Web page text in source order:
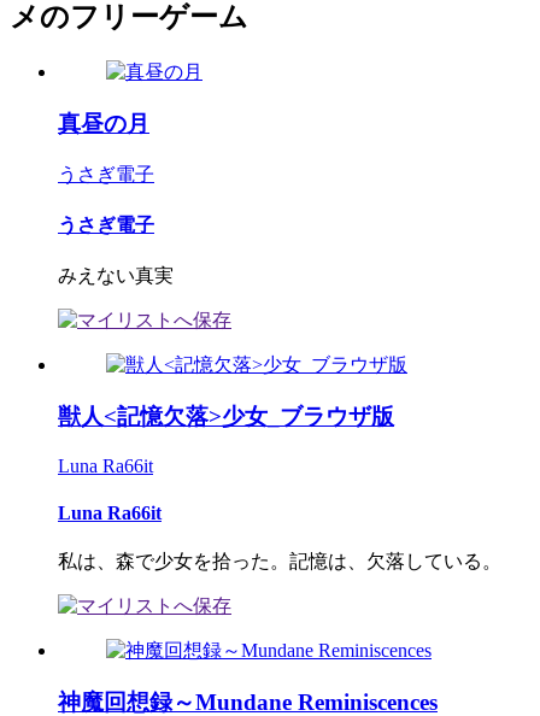
メのフリーゲーム
真昼の月
うさぎ電子
うさぎ電子
みえない真実
獣人<記憶欠落>少女_ブラウザ版
Luna Ra66it
Luna Ra66it
私は、森で少女を拾った。記憶は、欠落している。
神魔回想録～Mundane Reminiscences